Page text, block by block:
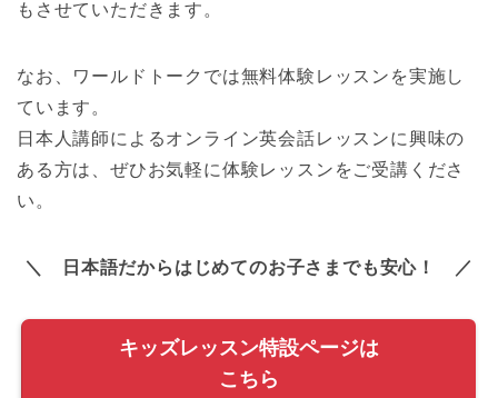
もさせていただきます。
なお、ワールドトークでは無料体験レッスンを実施し
ています。
日本人講師によるオンライン英会話レッスンに興味の
ある方は、ぜひお気軽に体験レッスンをご受講くださ
い。
＼ 日本語だからはじめてのお子さまでも安心！ ／
キッズレッスン特設ページは
こちら